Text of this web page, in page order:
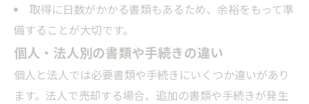
取得に日数がかかる書類もあるため、余裕をもって準
備することが大切です。
個人・法人別の書類や手続きの違い
個人と法人では必要書類や手続きにいくつか違いがあり
ます。法人で売却する場合、追加の書類や手続きが発生